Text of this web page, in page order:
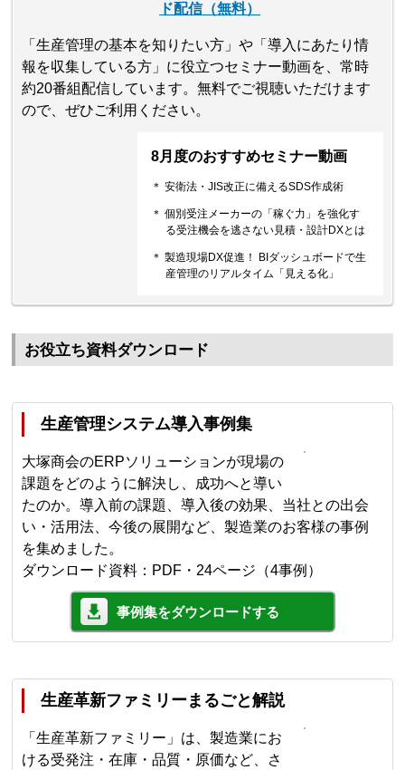
ド配信（無料）
「生産管理の基本を知りたい方」や「導入にあたり情
報を収集している方」に役立つセミナー動画を、常時
約20番組配信しています。無料でご視聴いただけます
ので、ぜひご利用ください。
8月度のおすすめセミナー動画
＊ 安衛法・JIS改正に備えるSDS作成術
＊ 個別受注メーカーの「稼ぐ力」を強化す
る受注機会を逃さない見積・設計DXとは
＊ 製造現場DX促進！ BIダッシュボードで生
産管理のリアルタイム「見える化」
お役立ち資料ダウンロード
生産管理システム導入事例集
大塚商会のERPソリューションが現場の
課題をどのように解決し、成功へと導い
たのか。導入前の課題、導入後の効果、当社との出会
い・活用法、今後の展開など、製造業のお客様の事例
を集めました。
ダウンロード資料：PDF・24ページ（4事例）
事例集をダウンロードする
生産革新ファミリーまるごと解説
「生産革新ファミリー」は、製造業にお
ける受発注・在庫・品質・原価など、さ